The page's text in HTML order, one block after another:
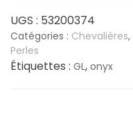
Argent
925/1000
-
Taille
UGS : 53200374
Catégories : Chevalières,
Perles
Étiquettes : GL, onyx